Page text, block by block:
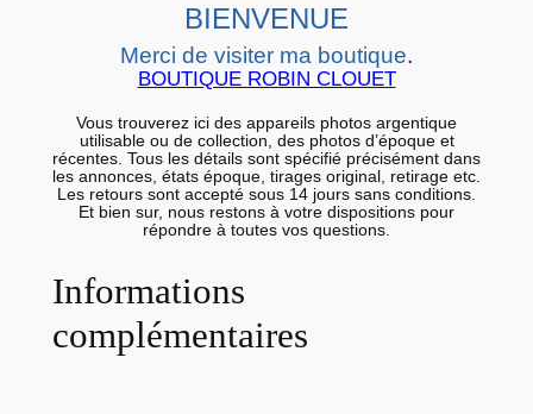
e
n
q
u
e
BIENVENUE
Merci de visiter ma boutique.
BOUTIQUE ROBIN CLOUET
Vous trouverez ici des appareils photos argentique
utilisable ou de collection, des photos d’époque et
récentes. Tous les détails sont spécifié précisément dans
les annonces, états époque, tirages original, retirage etc.
Les retours sont accepté sous 14 jours sans conditions.
Et bien sur, nous restons à votre dispositions pour
répondre à toutes vos questions.
Informations
complémentaires